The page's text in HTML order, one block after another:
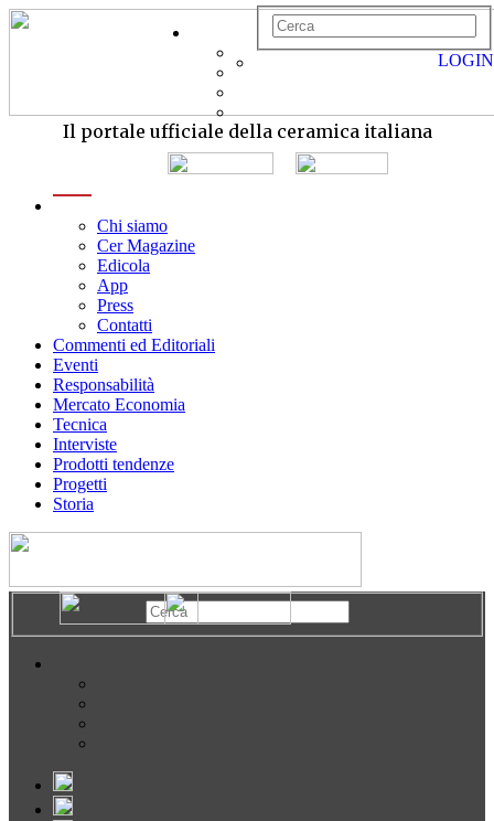
Il portale ufficiale della ceramica italiana
Chi siamo
Cer Magazine
Edicola
App
Press
Contatti
Commenti ed Editoriali
Eventi
Responsabilità
Mercato Economia
Tecnica
Interviste
Prodotti tendenze
Progetti
Storia
LOGIN